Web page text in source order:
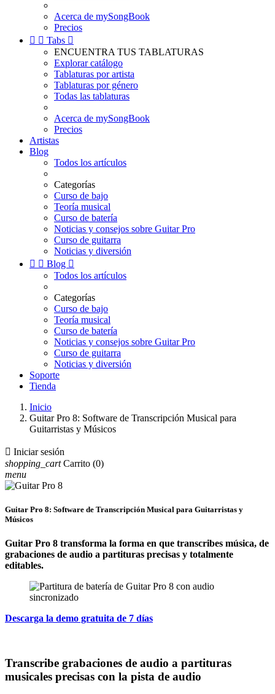
Acerca de mySongBook
Precios
  Tabs 
ENCUENTRA TUS TABLATURAS
Explorar catálogo
Tablaturas por artista
Tablaturas por género
Todas las tablaturas
Acerca de mySongBook
Precios
Artistas
Blog
Todos los artículos
Categorías
Curso de bajo
Teoría musical
Curso de batería
Noticias y consejos sobre Guitar Pro
Curso de guitarra
Noticias y diversión
  Blog 
Todos los artículos
Categorías
Curso de bajo
Teoría musical
Curso de batería
Noticias y consejos sobre Guitar Pro
Curso de guitarra
Noticias y diversión
Soporte
Tienda
Inicio
Guitar Pro 8: Software de Transcripción Musical para
Guitarristas y Músicos
 Iniciar sesión
shopping_cart Carrito (0)
menu
Guitar Pro 8: Software de Transcripción Musical para Guitarristas y
Músicos
Guitar Pro 8 transforma la forma en que transcribes música, de
grabaciones de audio a partituras precisas y totalmente
editables.
Descarga la demo gratuita de 7 días
Transcribe grabaciones de audio a partituras
musicales precisas con la pista de audio